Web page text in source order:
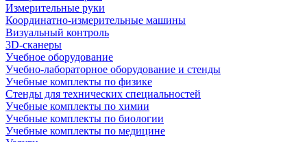
Измерительные руки
Координатно-измерительные машины
Визуальный контроль
3D-сканеры
Учебное оборудование
Учебно-лабораторное оборудование и стенды
Учебные комплекты по физике
Стенды для технических специальностей
Учебные комплекты по химии
Учебные комплекты по биологии
Учебные комплекты по медицине